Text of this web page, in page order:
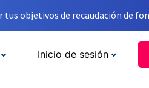
tus objetivos de recaudación de
Inicio de sesión